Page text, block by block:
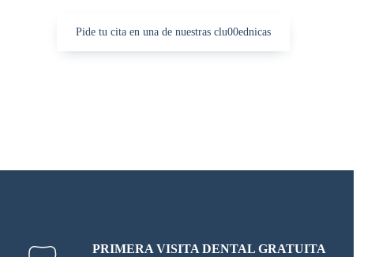
Pide tu cita en una de nuestras clu00ednicas
PRIMERA VISITA DENTAL GRATUITA